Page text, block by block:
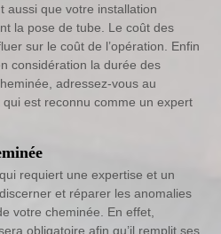
aussi que votre installation
la pose de tube. Le coût des
sur le coût de l’opération. Enfin
considération la durée des
adressez-vous au
est reconnu comme un expert
requiert une expertise et un
et réparer les anomalies
votre cheminée. En effet,
obligatoire afin qu’il remplit ses